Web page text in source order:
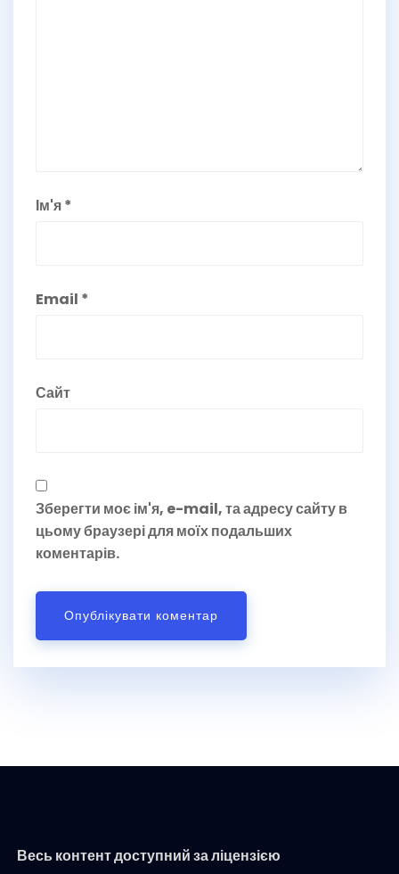
Ім'я*
Email *
Сайт
Зберегти моє ім'я, e-mail, та адресу сайту в
цьому браузері для моїх подальших
коментарів.
Весь контент доступний за ліцензією